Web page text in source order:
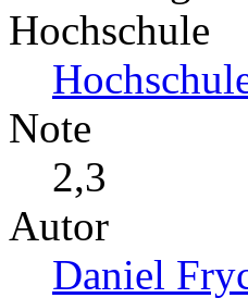
Hochschule
Note
2,3
Autor
Daniel